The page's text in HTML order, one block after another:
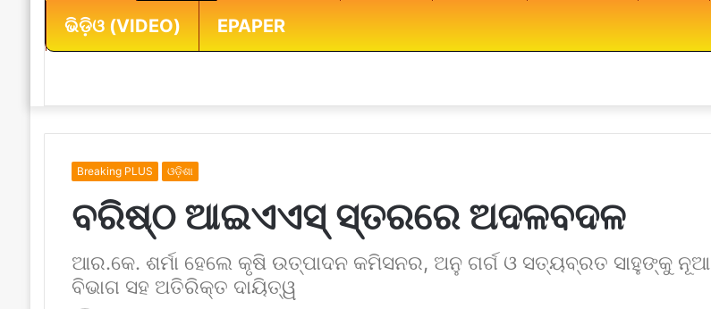
ଭିଡ଼ିଓ (VIDEO) EPAPER
Breaking PLUS ଓଡ଼ିଶା
ବରିଷ୍ଠ ଆଇଏଏସ୍ ସ୍ତରରେ ଅଦଳବଦଳ
ଆର.କେ. ଶର୍ମା ହେଲେ କୃଷି ଉତ୍ପାଦନ କମିସନର, ଅନୁ ଗର୍ଗ ଓ ସତ୍ୟବ୍ରତ ସାହୁଙ୍କୁ ନୂଆ
ବିଭାଗ ସହ ଅତିରିକ୍ତ ଦାୟିତ୍ୱ